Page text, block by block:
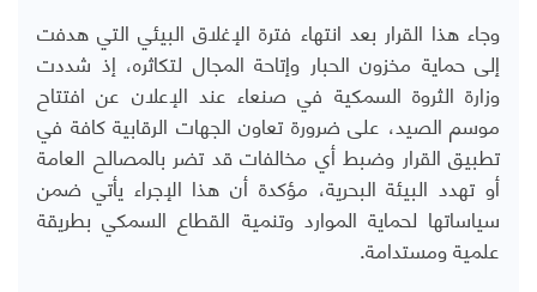
وجاء هذا القرار بعد انتهاء فترة الإغلاق البيئي التي هدفت
إلى حماية مخزون الحبار وإتاحة المجال لتكاثره، إذ شددت
وزارة الثروة السمكية في صنعاء عند الإعلان عن افتتاح
موسم الصيد، على ضرورة تعاون الجهات الرقابية كافة في
تطبيق القرار وضبط أي مخالفات قد تضر بالمصالح العامة
أو تهدد البيئة البحرية، مؤكدة أن هذا الإجراء يأتي ضمن
سياساتها لحماية الموارد وتنمية القطاع السمكي بطريقة
علمية ومستدامة.